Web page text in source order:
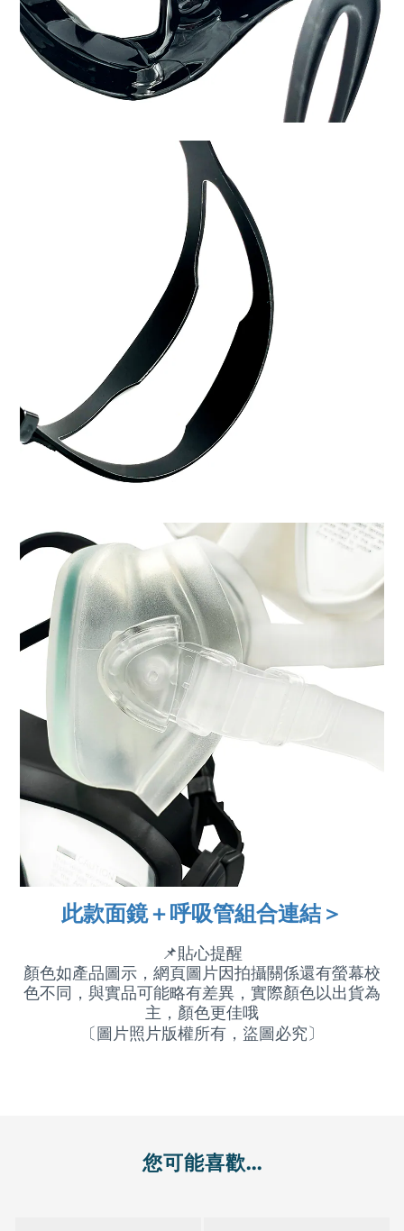
此款面鏡＋呼吸管組合連結＞
📌貼心提醒
顏色如產品圖示，網頁圖片因拍攝關係還有螢幕校
色不同，與實品可能略有差異，實際顏色以出貨為
主，顏色更佳哦
〔圖片照片版權所有，盜圖必究〕
您可能喜歡...